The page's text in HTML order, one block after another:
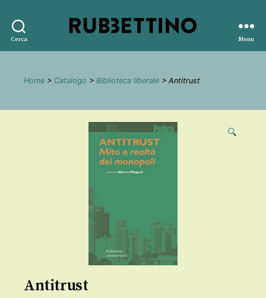
Cerca
editore
Menu
Home > Catalogo > Biblioteca liberale > Antitrust
🔍
Antitrust